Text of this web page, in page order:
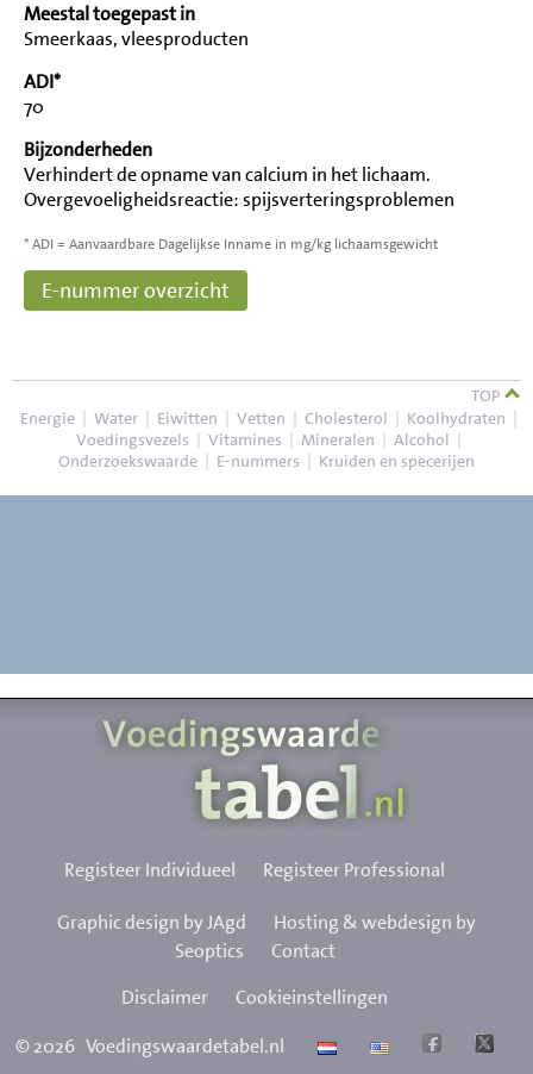
Meestal toegepast in
Smeerkaas, vleesproducten
ADI*
70
Bijzonderheden
Verhindert de opname van calcium in het lichaam.
Overgevoeligheidsreactie: spijsverteringsproblemen
* ADI = Aanvaardbare Dagelijkse Inname in mg/kg lichaamsgewicht
E-nummer overzicht
TOP
Energie | Water | Eiwitten | Vetten | Cholesterol | Koolhydraten |
Voedingsvezels | Vitamines | Mineralen | Alcohol |
Onderzoekswaarde | E-nummers | Kruiden en specerijen
Registeer Individueel Registeer Professional
Graphic design by JAgd
Hosting & webdesign by
Seoptics
Contact
Disclaimer
Cookieinstellingen
©2026 Voedingswaardetabel.nl